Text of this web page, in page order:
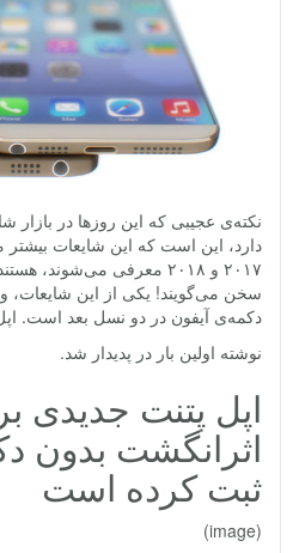
نکته‌ی عجیبی که این روزها در بازار
دارد، این است که این شایعات
سخن می‌گویند! یکی از این شایعات،
دکمه‌ی آیفون در دو نسل بعد است.
نوشته اولین بار در پدیدار شد.
اپل پتنت جدیدی
اثرانگشت بدون
ثبت کرده است
(image)